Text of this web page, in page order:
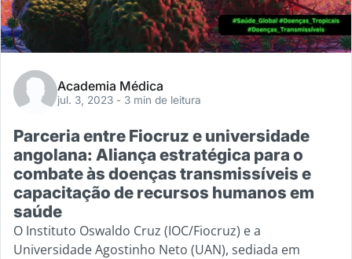
Academia Médica
jul. 3, 2023 - 3 min de leitura
Parceria entre Fiocruz e universidade
angolana: Aliança estratégica para o
combate às doenças transmissíveis e
capacitação de recursos humanos em
saúde
O Instituto Oswaldo Cruz (IOC/Fiocruz) e a
Universidade Agostinho Neto (UAN), sediada em